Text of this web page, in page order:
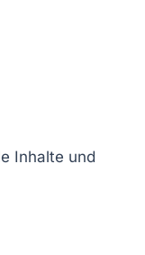
Inhalte und